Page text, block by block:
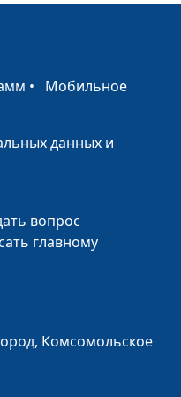
Синицына, Ирина
психолог
психолог
психолог
Синицына, Ирина
• Мобильное
данных и
вопрос
главному
Комсомольское